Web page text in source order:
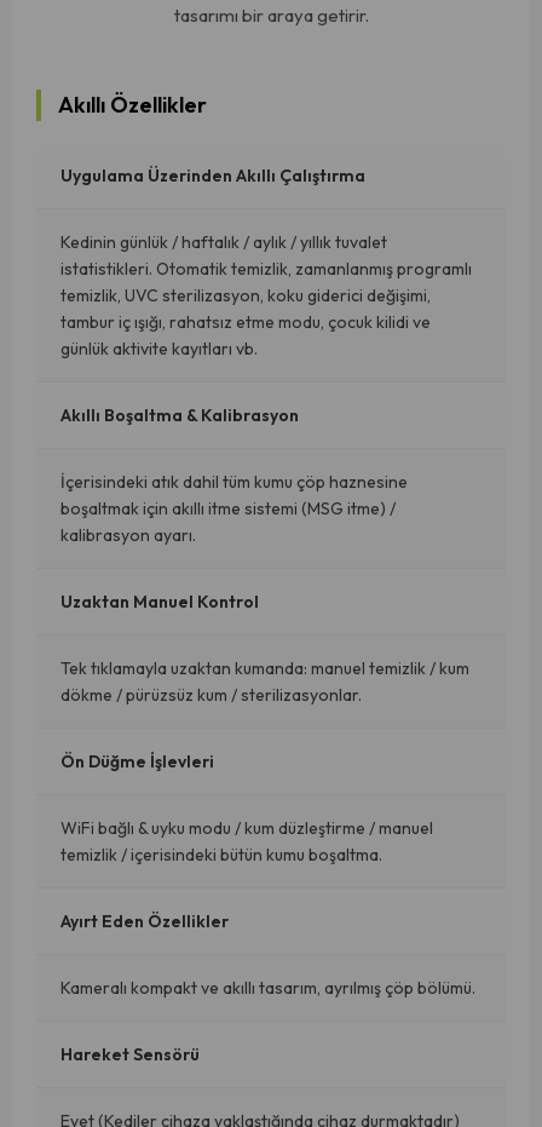
tasarımı bir araya getirir.
Akıllı Özellikler
Uygulama Üzerinden Akıllı Çalıştırma
Kedinin günlük / haftalık / aylık / yıllık tuvalet
istatistikleri. Otomatik temizlik, zamanlanmış programlı
temizlik, UVC sterilizasyon, koku giderici değişimi,
tambur iç ışığı, rahatsız etme modu, çocuk kilidi ve
günlük aktivite kayıtları vb.
Akıllı Boşaltma & Kalibrasyon
İçerisindeki atık dahil tüm kumu çöp haznesine
boşaltmak için akıllı itme sistemi (MSG itme) /
kalibrasyon ayarı.
Uzaktan Manuel Kontrol
Tek tıklamayla uzaktan kumanda: manuel temizlik / kum
dökme / pürüzsüz kum / sterilizasyonlar.
Ön Düğme İşlevleri
WiFi bağlı & uyku modu / kum düzleştirme / manuel
temizlik / içerisindeki bütün kumu boşaltma.
Ayırt Eden Özellikler
Kameralı kompakt ve akıllı tasarım, ayrılmış çöp bölümü.
Hareket Sensörü
Evet (Kediler cihaza yaklaştığında cihaz durmaktadır)